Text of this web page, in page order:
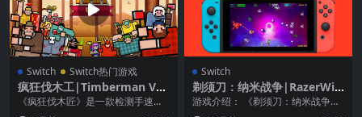
Switch Switch热门游戏
疯狂伐木工|Timberman VS
汉化
《疯狂伐木匠》是一款检测手速与
眼力的休闲游戏。游戏玩法很容
Switch
剃须刀：纳米战争|RazerWir
e: Nanowars
游戏介绍： 《剃须刀：纳米战争》
是一款复古俯视角射击游戏，玩家